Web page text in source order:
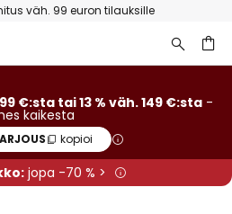
väh. 99 euron tilauksille
€:sta tai 13 % väh. 149 €:sta -
kaikesta
kopioi
jopa -70 % >